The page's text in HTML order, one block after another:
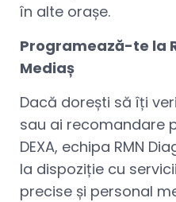
în alte orașe.
Programează-te la
Mediaș
Dacă dorești să îți
sau ai recomandare
DEXA, echipa RMN
la dispoziție cu
precise și personal